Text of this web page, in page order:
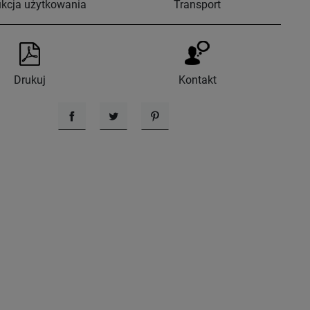
użytkowania Transport
Drukuj Kontakt
UdostępnijTweetujPinterest